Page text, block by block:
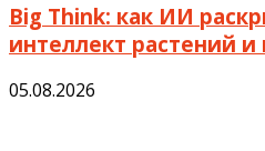
Big Think: как ИИ
интеллект растений и
05.08.2026